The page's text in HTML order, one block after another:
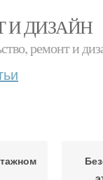
И ДИЗАЙН
ремонт и